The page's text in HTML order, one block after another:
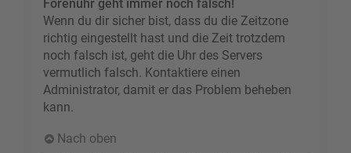
Forenuhr geht immer noch falsch!
Wenn du dir sicher bist, dass du die Zeitzone
richtig eingestellt hast und die Zeit trotzdem
noch falsch ist, geht die Uhr des Servers
vermutlich falsch. Kontaktiere einen
Administrator, damit er das Problem beheben
kann.
Nach oben